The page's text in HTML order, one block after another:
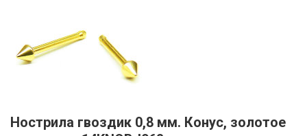
Нострила гвоздик 0,8 мм. Конус, золотое